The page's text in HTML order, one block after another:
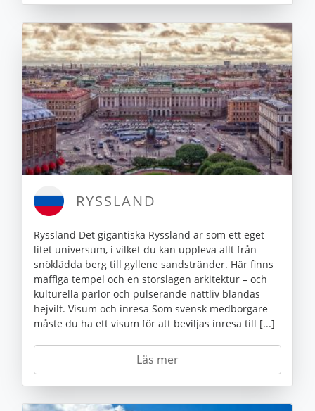
RYSSLAND
Ryssland Det gigantiska Ryssland är som ett eget
litet universum, i vilket du kan uppleva allt från
snöklädda berg till gyllene sandstränder. Här finns
maffiga tempel och en storslagen arkitektur – och
kulturella pärlor och pulserande nattliv blandas
hejvilt. Visum och inresa Som svensk medborgare
måste du ha ett visum för att beviljas inresa till [...]
Läs mer